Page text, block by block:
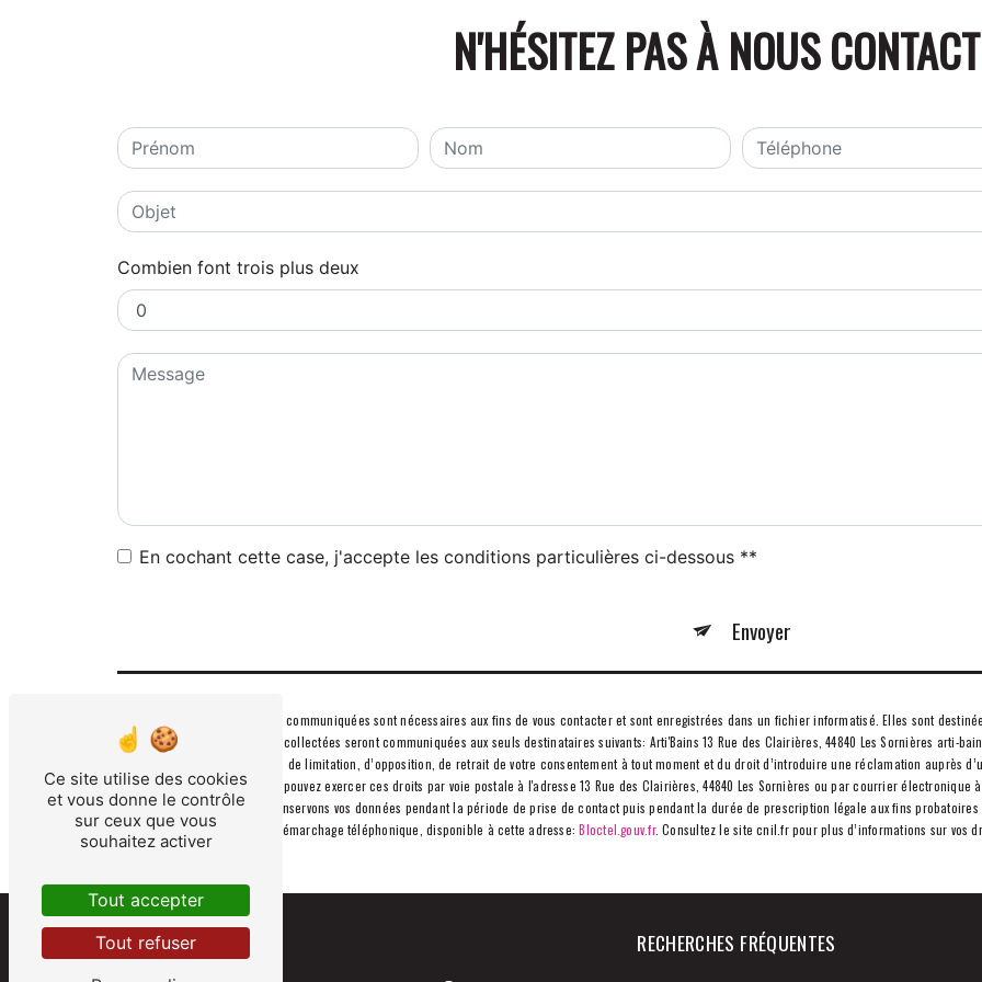
N'HÉSITEZ PAS À NOUS
Combien font trois plus deux
En cochant cette case, j'accepte les conditions particulières ci-dessous **
Envoyer
** Les données personnelles communiquées sont nécessaires aux fins de vous contacter et sont enregistrées dans un fichier informatisé. Elles sont
votre message. Les données collectées seront communiquées aux seuls destinataires suivants: Arti'Bains 13 Rue des Clairières, 44840 Les Sornières arti-
d’effacement, de portabilité, de limitation, d’opposition, de retrait de votre consentement à tout moment et du droit d’introduire une réclamation auprès
données post-mortem. Vous pouvez exercer ces droits par voie postale à l'adresse 13 Rue des Clairières, 44840 Les Sornières ou par courrier
vous être demandé. Nous conservons vos données pendant la période de prise de contact puis pendant la durée de prescription légale aux fins
sur la liste d'opposition au démarchage téléphonique, disponible à cette adresse: Bloctel.gouv.fr. Consultez le site cnil.fr pour plus d’informations sur vos
RECHERCHES FRÉQUENTES
Ce site utilise des cookies
et vous donne le contrôle
sur ceux que vous
souhaitez activer
Tout accepter
Tout refuser